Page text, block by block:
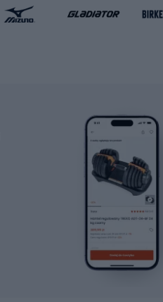
Abbigliamento da basket
Sci da sci alpinismo
Scarponi da sci alpinismo
Bastoncini da sci alpinismo